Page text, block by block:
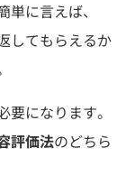
に言えば、
してもらえるか
になります。
評価法のどちら